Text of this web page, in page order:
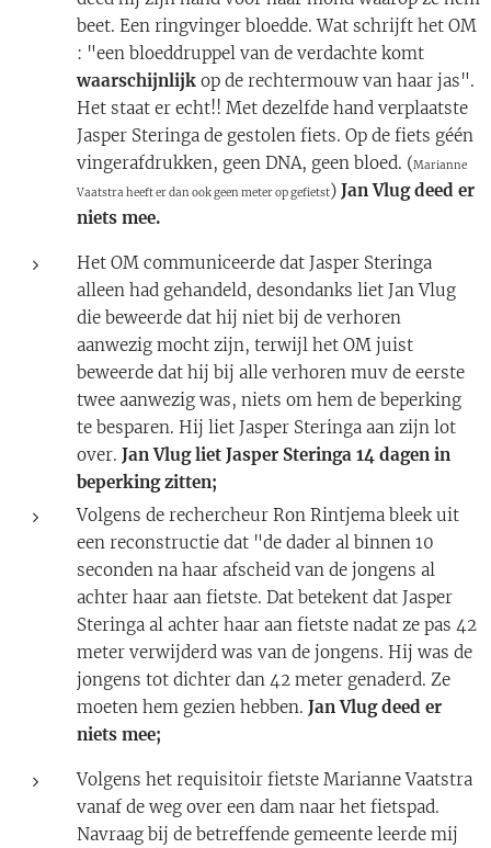
beet. Een ringvinger bloedde. Wat schrijft het OM
: "een bloeddruppel van de verdachte komt
waarschijnlijk op de rechtermouw van haar jas".
Het staat er echt!! Met dezelfde hand verplaatste
Jasper Steringa de gestolen fiets. Op de fiets géén
vingerafdrukken, geen DNA, geen bloed. (Marianne
Vaatstra heeft er dan ook geen meter op gefietst) Jan Vlug deed er
niets mee.
Het OM communiceerde dat Jasper Steringa
alleen had gehandeld, desondanks liet Jan Vlug
die beweerde dat hij niet bij de verhoren
aanwezig mocht zijn, terwijl het OM juist
beweerde dat hij bij alle verhoren muv de eerste
twee aanwezig was, niets om hem de beperking
te besparen. Hij liet Jasper Steringa aan zijn lot
over. Jan Vlug liet Jasper Steringa 14 dagen in
beperking zitten;
Volgens de rechercheur Ron Rintjema bleek uit
een reconstructie dat "de dader al binnen 10
seconden na haar afscheid van de jongens al
achter haar aan fietste. Dat betekent dat Jasper
Steringa al achter haar aan fietste nadat ze pas 42
meter verwijderd was van de jongens. Hij was de
jongens tot dichter dan 42 meter genaderd. Ze
moeten hem gezien hebben. Jan Vlug deed er
niets mee;
Volgens het requisitoir fietste Marianne Vaatstra
vanaf de weg over een dam naar het fietspad.
Navraag bij de betreffende gemeente leerde mij